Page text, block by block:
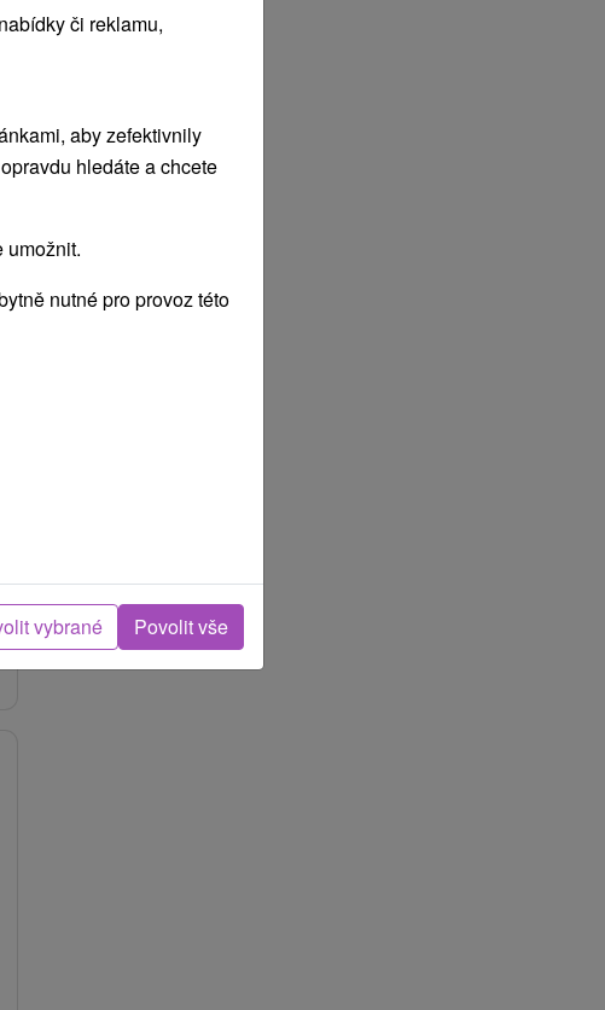
či reklamu,
aby zefektivnily
hledáte a chcete
umožnit.
nutné pro provoz této
vybrané Povolit vše